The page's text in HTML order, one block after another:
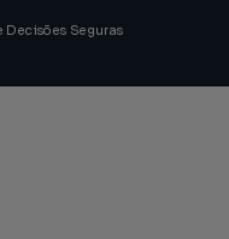
Decisões Seguras